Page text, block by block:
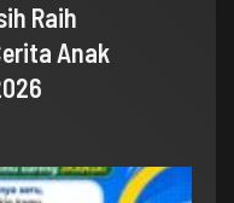
Raih
Anak